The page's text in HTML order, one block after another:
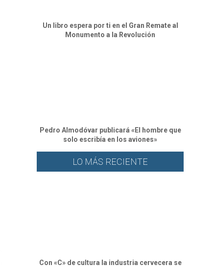
Un libro espera por ti en el Gran Remate al
Monumento a la Revolución
Pedro Almodóvar publicará «El hombre que
solo escribía en los aviones»
LO MÁS RECIENTE
Con «C» de cultura la industria cervecera se